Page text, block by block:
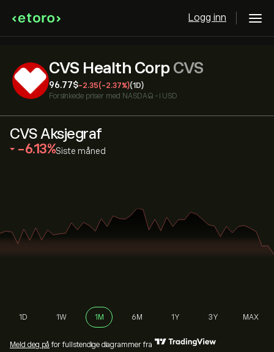
Logg inn
CVS Health Corp CVS
96.77‎$‎-2.35(-2.37%)(1D)
Forsinkede priser med NASDAQ • i USD
CVS Aksjegraf
‎-6.13‎ Siste måned
1D 1W 1M 6M 1Y 3Y MAX
Meld deg på for fullstendige diagrammer fra